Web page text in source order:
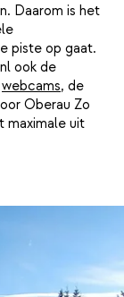
Daarom is het
piste op gaat.
ook de
webcams, de
Oberau Zo
maximale uit